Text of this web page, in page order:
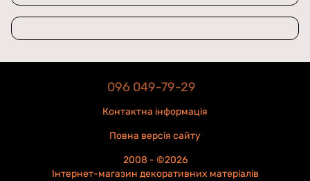
096 049-79-29
Контактна інформація
Повна версія сайту
2008 - ©2026
Інтернет-магазин декоративних матеріалів